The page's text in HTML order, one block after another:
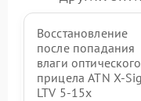
Восстановление
после попадания
влаги оптического
прицела ATN X-
LTV 5-15x